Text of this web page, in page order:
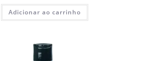
Adicionar ao carrinho